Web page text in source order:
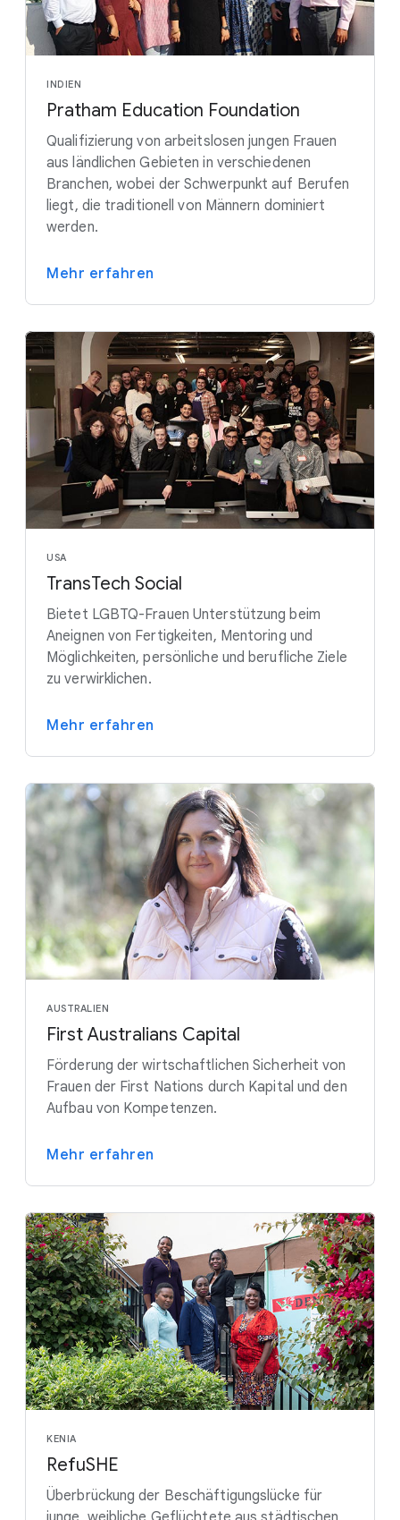
INDIEN
Pratham Education Foundation
Qualifizierung von arbeitslosen jungen Frauen
aus ländlichen Gebieten in verschiedenen
Branchen, wobei der Schwerpunkt auf Berufen
liegt, die traditionell von Männern dominiert
werden.
Mehr erfahren
USA
TransTech Social
Bietet LGBTQ-Frauen Unterstützung beim
Aneignen von Fertigkeiten, Mentoring und
Möglichkeiten, persönliche und berufliche Ziele
zu verwirklichen.
Mehr erfahren
AUSTRALIEN
First Australians Capital
Förderung der wirtschaftlichen Sicherheit von
Frauen der First Nations durch Kapital und den
Aufbau von Kompetenzen.
Mehr erfahren
KENIA
RefuSHE
Überbrückung der Beschäftigungslücke für